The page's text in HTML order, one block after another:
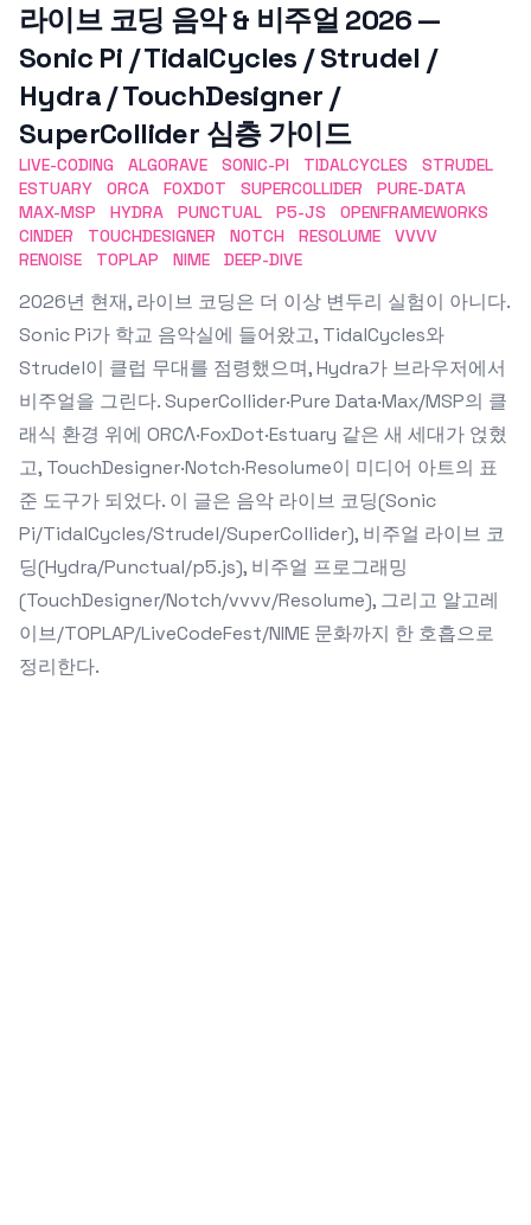
라이브 코딩 음악 & 비주얼 2026 —
Sonic Pi / TidalCycles / Strudel /
Hydra / TouchDesigner /
SuperCollider 심층 가이드
LIVE-CODING ALGORAVE SONIC-PI TIDALCYCLES
STRUDEL
ESTUARY
ORCA FOXDOT SUPERCOLLIDER
PURE-DATA
MAX-MSP
HYDRA PUNCTUAL P5-JS
OPENFRAMEWORKS
CINDER
TOUCHDESIGNER NOTCH RESOLUME
VVVV
RENOISE
TOPLAP NIME DEEP-DIVE
2026년 현재, 라이브 코딩은 더 이상 변두리 실험이 아니다.
Sonic Pi가 학교 음악실에 들어왔고, TidalCycles와
Strudel이 클럽 무대를 점령했으며, Hydra가 브라우저에서
비주얼을 그린다. SuperCollider·Pure Data·Max/MSP의 클
래식 환경 위에 ORCΛ·FoxDot·Estuary 같은 새 세대가 얹혔
고, TouchDesigner·Notch·Resolume이 미디어 아트의 표
준 도구가 되었다. 이 글은 음악 라이브 코딩(Sonic
Pi/TidalCycles/Strudel/SuperCollider), 비주얼 라이브 코
딩(Hydra/Punctual/p5.js), 비주얼 프로그래밍
(TouchDesigner/Notch/vvvv/Resolume), 그리고 알고레
이브/TOPLAP/LiveCodeFest/NIME 문화까지 한 호흡으로
정리한다.